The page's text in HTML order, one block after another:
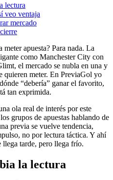
lectura
veo ventaja
mercado
apuesta? Para nada. La
como Manchester City con
el mercado se nubla en una y
quieren meter. En PreviaGol yo
“debería” ganar el favorito,
tan exprimida.
ola real de interés por este
grupos de apuestas hablando de
previa se vuelve tendencia,
no por lectura táctica. Y ahí
llega tarde, pero llega frío.
la lectura